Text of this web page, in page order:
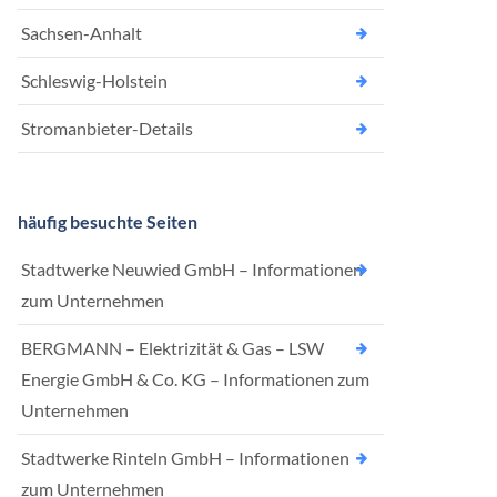
Sachsen-Anhalt
Schleswig-Holstein
Stromanbieter-Details
häufig besuchte Seiten
Stadtwerke Neuwied GmbH – Informationen
zum Unternehmen
BERGMANN – Elektrizität & Gas – LSW
Energie GmbH & Co. KG – Informationen zum
Unternehmen
Stadtwerke Rinteln GmbH – Informationen
zum Unternehmen